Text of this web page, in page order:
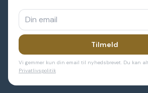
Tilmeld
Vi gemmer kun din email til nyhedsbrevet. Du kan
Privatlivspolitik